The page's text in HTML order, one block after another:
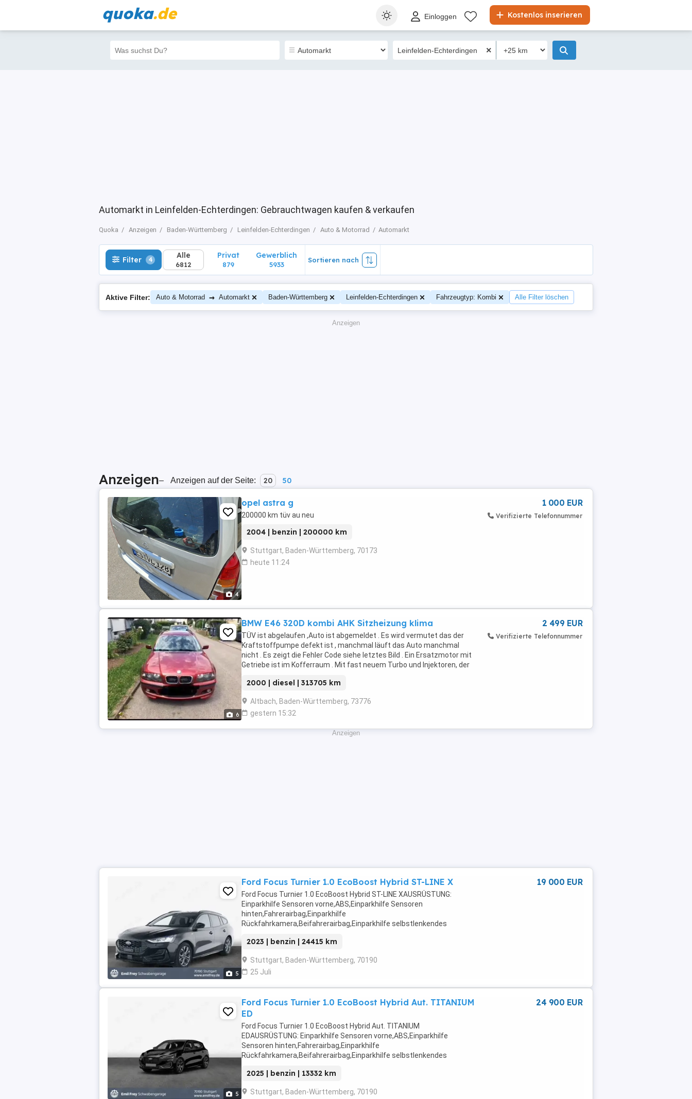
quoka.de Kostenlos inserieren
Einloggen
Automarkt in Leinfelden-Echterdingen: Gebrauchtwagen kaufen & verkaufen
Quoka Anzeigen Baden-Württemberg Leinfelden-Echterdingen Auto & Motorrad Automarkt
Filter 4 Alle
6812
Filter 4 Alle
6812
Privat
879
Gewerblich
5933
Sortieren nach
Aktive Filter: Auto & Motorrad → Automarkt Baden-Württemberg Leinfelden-Echterdingen Fahrzeugtyp: Kombi Alle Filter löschen
Anzeigen
Anzeigen– Anzeigen auf der Seite: 20 50
4
opel astra g
200000 km tüv au neu
2004 | benzin | 200000 km
Stuttgart, Baden-Württemberg, 70173
heute 11:24
1 000 EUR
Verifizierte Telefonnummer
6
BMW E46 320D kombi AHK Sitzheizung klima
TÜV ist abgelaufen ,Auto ist abgemeldet . Es wird vermutet das der
Kraftstoffpumpe defekt ist , manchmal läuft das Auto manchmal
nicht . Es zeigt die Fehler Code siehe letztes Bild . Ein Ersatzmotor mit
Getriebe ist im Kofferraum . Mit fast neuem Turbo und Injektoren, der
2000 | diesel | 313705 km
Altbach, Baden-Württemberg, 73776
gestern 15:32
2 499 EUR
Verifizierte Telefonnummer
Anzeigen
5
Ford Focus Turnier 1.0 EcoBoost Hybrid ST-LINE X
Ford Focus Turnier 1.0 EcoBoost Hybrid ST-LINE XAUSRÜSTUNG:
Einparkhilfe Sensoren vorne,ABS,Einparkhilfe Sensoren
hinten,Fahrerairbag,Einparkhilfe
Rückfahrkamera,Beifahrerairbag,Einparkhilfe selbstlenkendes
Frontscheibe,Beheizbares Lenkrad,Berganfahrassistent,Radio,DAB-
2023 | benzin | 24415 km
Stuttgart, Baden-Württemberg, 70190
25 Juli
19 000 EUR
5
Ford Focus Turnier 1.0 EcoBoost Hybrid Aut. TITANIUM
ED
Ford Focus Turnier 1.0 EcoBoost Hybrid Aut. TITANIUM
EDAUSRÜSTUNG: Einparkhilfe Sensoren vorne,ABS,Einparkhilfe
Sensoren hinten,Fahrerairbag,Einparkhilfe
Rückfahrkamera,Beifahrerairbag,Einparkhilfe selbstlenkendes
Lenkrad,Berganfahrassistent,DAB-Radio,Radio,LED-
2025 | benzin | 13332 km
Stuttgart, Baden-Württemberg, 70190
24 900 EUR